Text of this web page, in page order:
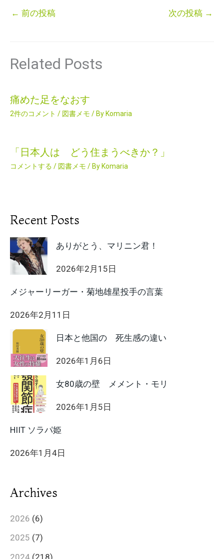
← 前の投稿 次の投稿 →
Related Posts
痛めた足をなおす
2件のコメント / 図書メモ / By Komaria
「日本人は どう住まうべきか？」
コメントする / 図書メモ / By Komaria
Recent Posts
ありがとう、マリニン君！
2026年2月15日
メジャーリーガー・菊地雄星投手の言葉
2026年2月11日
日本と他国の 死生感の違い
2026年1月6日
女80歳の壁 メメント・モリ
2026年1月5日
HIIT ソラパ姫
2026年1月4日
Archives
2026 (6)
2025 (7)
2024 (218)